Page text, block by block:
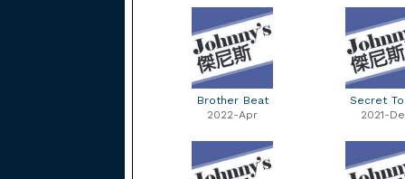
Brother Beat
2022-Apr
Secret
2021-